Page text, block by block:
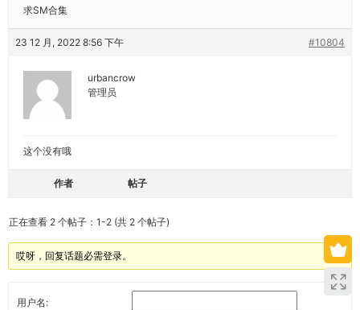
求SM合集
23 12 月, 2022 8:56 下午 #10804
urbancrow
管理员
这个没有哦
作者 帖子
正在查看 2 个帖子：1-2 (共 2 个帖子)
哎呀，回复话题必需登录。
用户名: